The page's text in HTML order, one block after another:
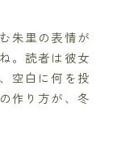
朱里の表情が
。読者は彼女
空白に何を投
作り方が、冬